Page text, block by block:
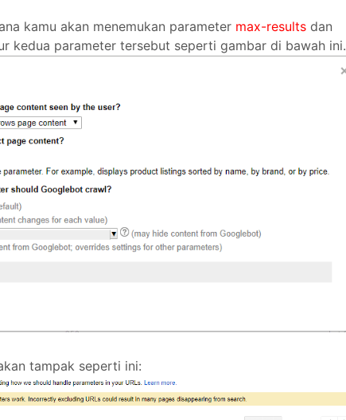
kamu akan menemukan parameter max-results dan
kedua parameter tersebut seperti gambar di bawah ini.
tampak seperti ini: